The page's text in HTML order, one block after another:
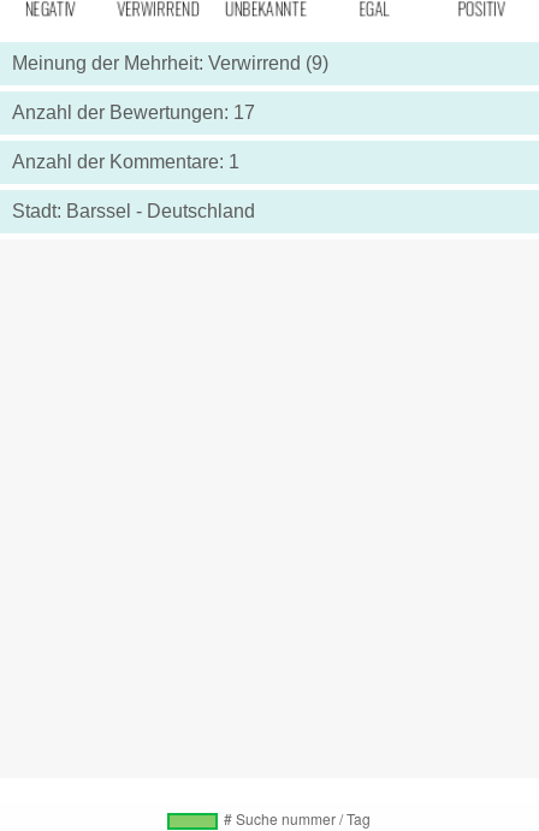
Meinung der Mehrheit: Verwirrend (9)
Anzahl der Bewertungen: 17
Anzahl der Kommentare: 1
Stadt: Barssel - Deutschland